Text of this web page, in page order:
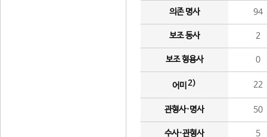
의존 명사 94
보조 동사 2
보조 형용사 0
어미 2) 22
관형사·명사 50
수사·관형사 5